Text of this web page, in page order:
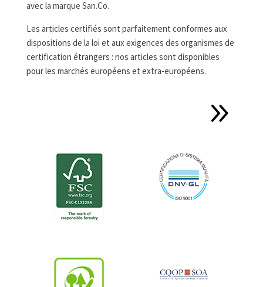
avec la marque San.Co.
Les articles certifiés sont parfaitement conformes aux
dispositions de la loi et aux exigences des organismes de
certification étrangers : nos articles sont disponibles
pour les marchés européens et extra-européens.
9